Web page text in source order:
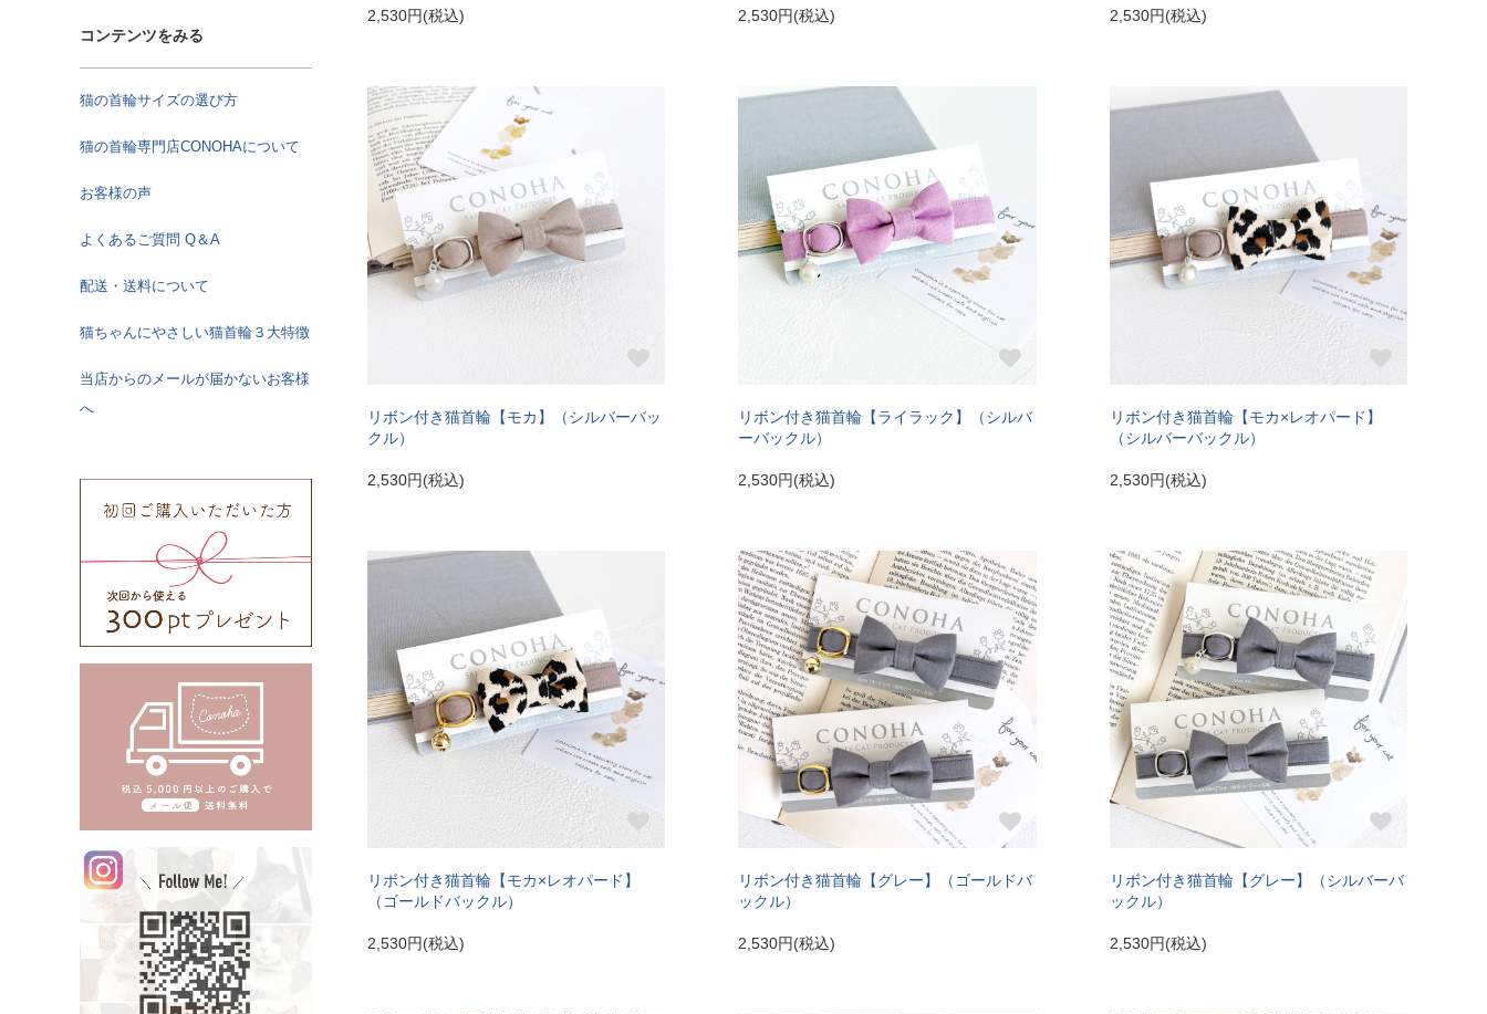
2,530円(税込) 2,530円(税込) 2,530円(税込)
リボン付き猫首輪【モカ】（シルバーバッ
クル）
2,530円(税込)
リボン付き猫首輪【ライラック】（シルバ
ーバックル）
2,530円(税込)
リボン付き猫首輪【モカ×レオパード】
（シルバーバックル）
2,530円(税込)
リボン付き猫首輪【モカ×レオパード】
（ゴールドバックル）
2,530円(税込)
リボン付き猫首輪【グレー】（ゴールドバ
ックル）
2,530円(税込)
リボン付き猫首輪【グレー】（シルバーバ
ックル）
2,530円(税込)
コンテンツをみる
猫の首輪サイズの選び方
猫の首輪専門店CONOHAについて
お客様の声
よくあるご質問 Q＆A
配送・送料について
猫ちゃんにやさしい猫首輪３大特徴
当店からのメールが届かないお客様
へ